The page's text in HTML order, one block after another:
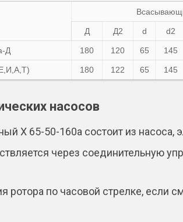
Д Д2 d d2
Д 180 120 65 145
180 122 65 145
насосов
Х 65-50-160а состоит из
через соединительную
ротора по часовой стрелке, если